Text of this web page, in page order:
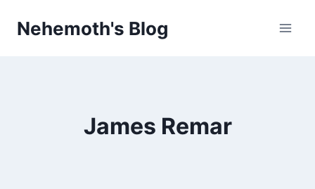
Nehemoth's Blog
James Remar